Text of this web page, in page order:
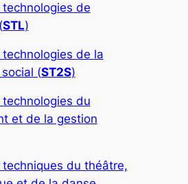
de
STL)
de la
(ST2S)
du
et de la gestion
techniques du théâtre,